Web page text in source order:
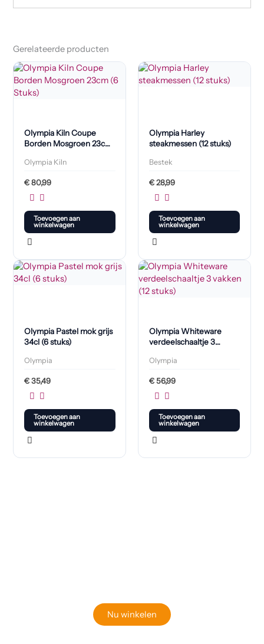
Gerelateerde producten
Olympia Kiln Coupe
Borden Mosgroen 23cm
Olympia Kiln
€80,99
Toevoegen aan
winkelwagen
Olympia Harley
steakmessen (12 stuks)
Bestek
€28,99
Toevoegen aan
winkelwagen
Olympia Pastel mok grijs
34cl (6 stuks)
Olympia
€35,49
Toevoegen aan
winkelwagen
Olympia Whiteware
verdeelschaaltje 3
Olympia
€56,99
Toevoegen aan
winkelwagen
Nu winkelen